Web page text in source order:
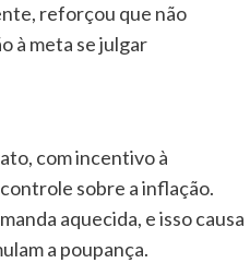
reforçou que não
à meta se julgar
com incentivo à
sobre a inflação.
aquecida, e isso causa
a poupança.